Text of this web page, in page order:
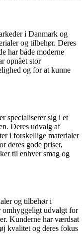
i Danmark og
og tilbehør. Deres
har både moderne
opnået stor
og for at kunne
specialiserer sig i et
Deres udvalg af
i forskellige materialer
deres gode priser,
til enhver smag og
og tilbehør i
omhyggeligt udvalgt for
Kunderne har værdsat
kvalitet og deres fokus